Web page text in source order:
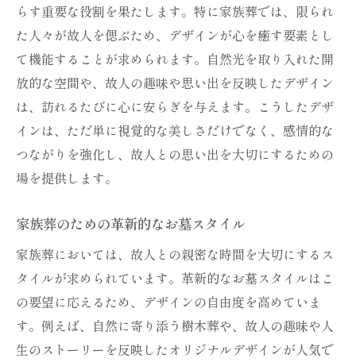
らす重要な役割を果たします。特に家族葬では、限られ
た人々が故人を偲ぶため、デザインが心を癒す要素とし
て機能することが求められます。自然光を取り入れた開
放的な空間や、故人の趣味や思い出を反映したデザイン
は、訪れるたびに心に安らぎを与えます。こうしたデザ
インは、ただ単に視覚的な美しさだけでなく、感情的な
つながりを強化し、故人との思い出を大切にするための
場を提供します。
家族葬のための革新的なお墓スタイル
家族葬においては、故人との親密な時間を大切にするス
タイルが求められています。革新的なお墓スタイルはこ
の要望に応えるため、デザインの自由度を高めていま
す。例えば、自然に寄り添う樹木葬や、故人の趣味や人
生のストーリーを反映したオリジナルデザインが人気で